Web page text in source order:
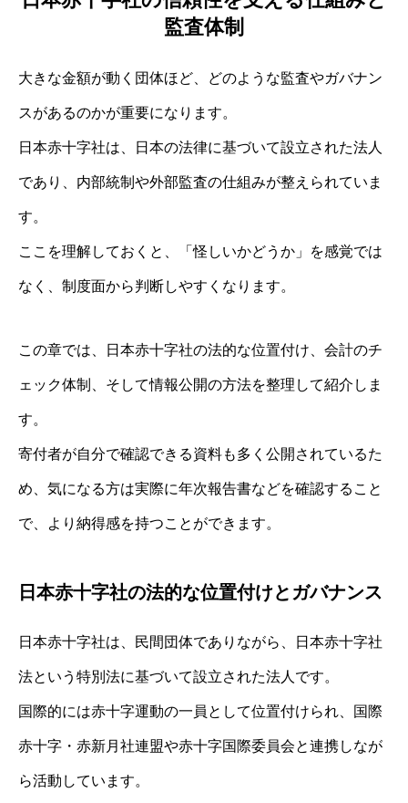
監査体制
大きな金額が動く団体ほど、どのような監査やガバナン
スがあるのかが重要になります。
日本赤十字社は、日本の法律に基づいて設立された法人
であり、内部統制や外部監査の仕組みが整えられていま
す。
ここを理解しておくと、「怪しいかどうか」を感覚では
なく、制度面から判断しやすくなります。
この章では、日本赤十字社の法的な位置付け、会計のチ
ェック体制、そして情報公開の方法を整理して紹介しま
す。
寄付者が自分で確認できる資料も多く公開されているた
め、気になる方は実際に年次報告書などを確認すること
で、より納得感を持つことができます。
日本赤十字社の法的な位置付けとガバナンス
日本赤十字社は、民間団体でありながら、日本赤十字社
法という特別法に基づいて設立された法人です。
国際的には赤十字運動の一員として位置付けられ、国際
赤十字・赤新月社連盟や赤十字国際委員会と連携しなが
ら活動しています。